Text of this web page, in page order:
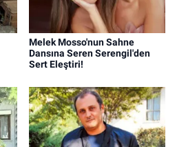
Melek Mosso'nun Sahne
Dansına Seren Serengil'den
Sert Eleştiri!